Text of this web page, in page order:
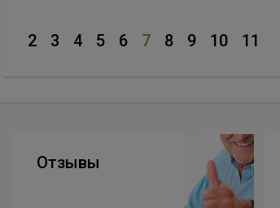
2 3 4 5 6 7 8 9 10 11
Отзывы